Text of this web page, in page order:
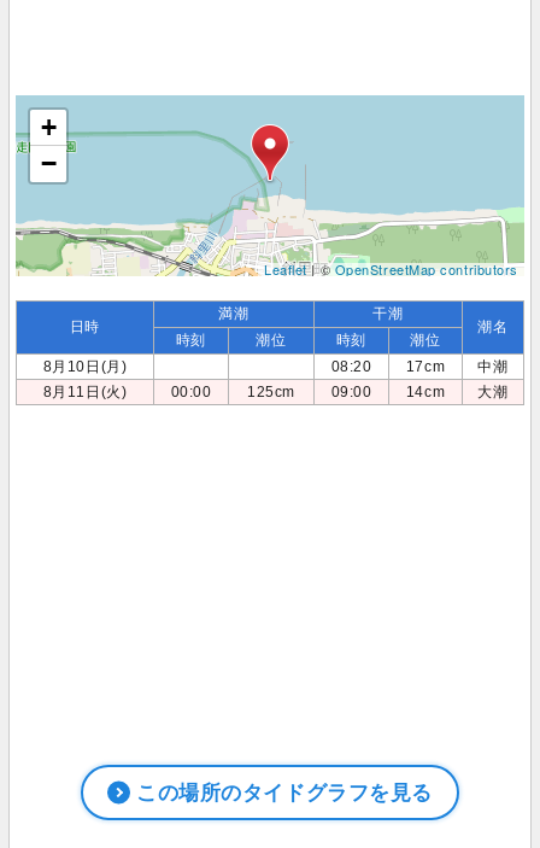
+
−
Leaflet| ©OpenStreetMap contributors
日時
満潮 干潮
潮名
時刻 潮位 時刻
潮位
8月10日(月)
08:20 17cm
中潮
8月11日(火)
00:00 125cm 09:00 14cm 大潮
この場所のタイドグラフを見る